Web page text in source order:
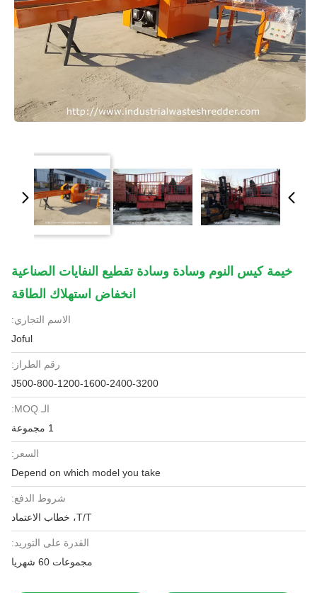
خيمة كيس النوم وسادة وسادة تقطيع النفايات الصناعية
انخفاض استهلاك الطاقة
الاسم التجاري:
Joful
رقم الطراز:
J500-800-1200-1600-2400-3200
الـ MOQ:
1 مجموعة
السعر:
Depend on which model you take
شروط الدفع:
T/T، خطاب الاعتماد
القدرة على التوريد:
مجموعات 60 شهريا